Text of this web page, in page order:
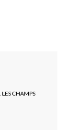
LES CHAMPS